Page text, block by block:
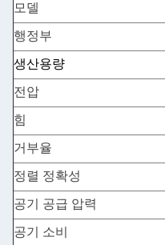
모델
행정부
생산용량
전압
힘
거부율
정렬 정확성
공기 공급 압력
공기 소비